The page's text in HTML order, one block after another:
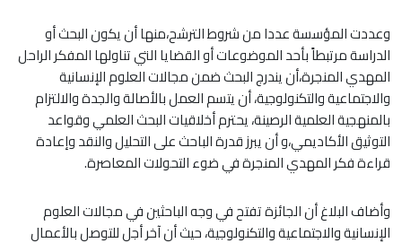
وعددت المؤسسة عددا من شروط الترشح،منها أن يكون البحث أو
الدراسة مرتبطاً بأحد الموضوعات أو القضايا التي تناولها المفكر الراحل
المهدي المنجرة،أن يندرج البحث ضمن مجالات العلوم الإنسانية
والاجتماعية والتكنولوجية، أن يتسم العمل بالأصالة والجدة والالتزام
بالمنهجية العلمية الرصينة، يحترم أخلاقيات البحث العلمي وقواعد
التوثيق الأكاديمي،و أن يبرز قدرة الباحث على التحليل والنقد وإعادة
قراءة فكر المهدي المنجرة في ضوء التحولات المعاصرة.
وأضاف البلاغ أن الجائزة تفتح في وجه الباحثين في مجالات العلوم
الإنسانية والاجتماعية والتكنولوجية، حيث أن آخر أجل للتوصل بالأعمال